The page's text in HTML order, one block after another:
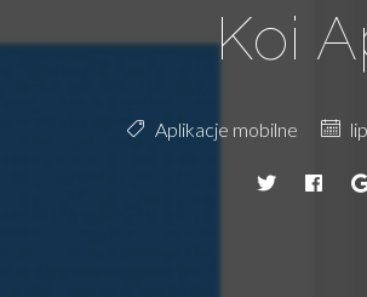
Koi
Aplikacje mobilne